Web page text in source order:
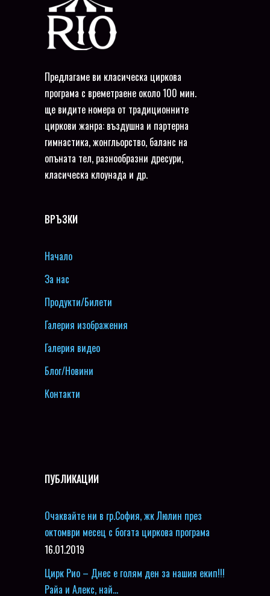
Предлагаме ви класическа циркова
програма с времетраене около 100 мин.
ще видите номера от традиционните
циркови жанра: въздушна и партерна
гимнастика, жонгльорство, баланс на
опъната тел, разнообразни дресури,
класическа клоунада и др.
ВРЪЗКИ
Начало
За нас
Продукти/Билети
Галерия изображения
Галерия видео
Блог/Новини
Контакти
ПУБЛИКАЦИИ
Очаквайте ни в гр.София, жк Люлин през
октомври месец с богата циркова програма
16.01.2019
Цирк Рио – Днес е голям ден за нашия екип!!!
Райа и Алекс, най…